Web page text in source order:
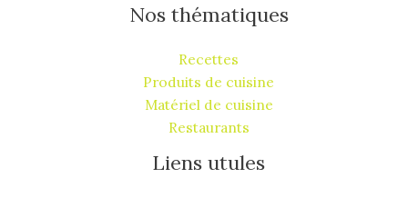
Nos thématiques
Recettes
Produits de cuisine
Matériel de cuisine
Restaurants
Liens utules